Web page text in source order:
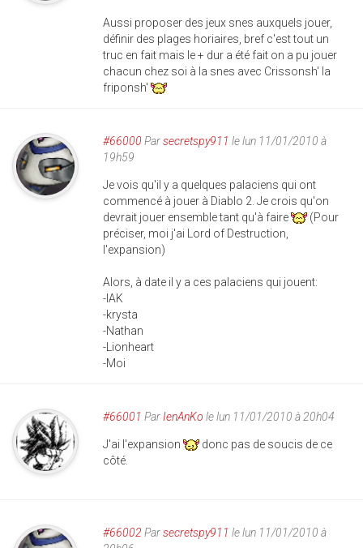
Aussi proposer des jeux snes auxquels jouer,
définir des plages horiaires, bref c'est tout un
truc en fait mais le + dur a été fait on a pu jouer
chacun chez soi à la snes avec Crissonsh' la
friponsh'
#66000 Parsecretspy911 le lun 11/01/2010 à
19h59
Je vois qu'il y a quelques palaciens qui ont
commencé à jouer à Diablo 2. Je crois qu'on
devrait jouer ensemble tant qu'à faire
(Pour
préciser, moi j'ai Lord of Destruction,
l'expansion)
Alors, à date il y a ces palaciens qui jouent:
-IAK
-krysta
-Nathan
-Lionheart
-Moi
#66001 Par IenAnKo le lun 11/01/2010 à 20h04
J'ai l'expansion
donc pas de soucis de ce
côté.
#66002 Parsecretspy911 le lun 11/01/2010 à